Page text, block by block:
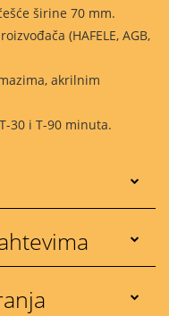
širine 70 mm.
(HAFELE, AGB,
akrilnim
30 i T-90 minuta.